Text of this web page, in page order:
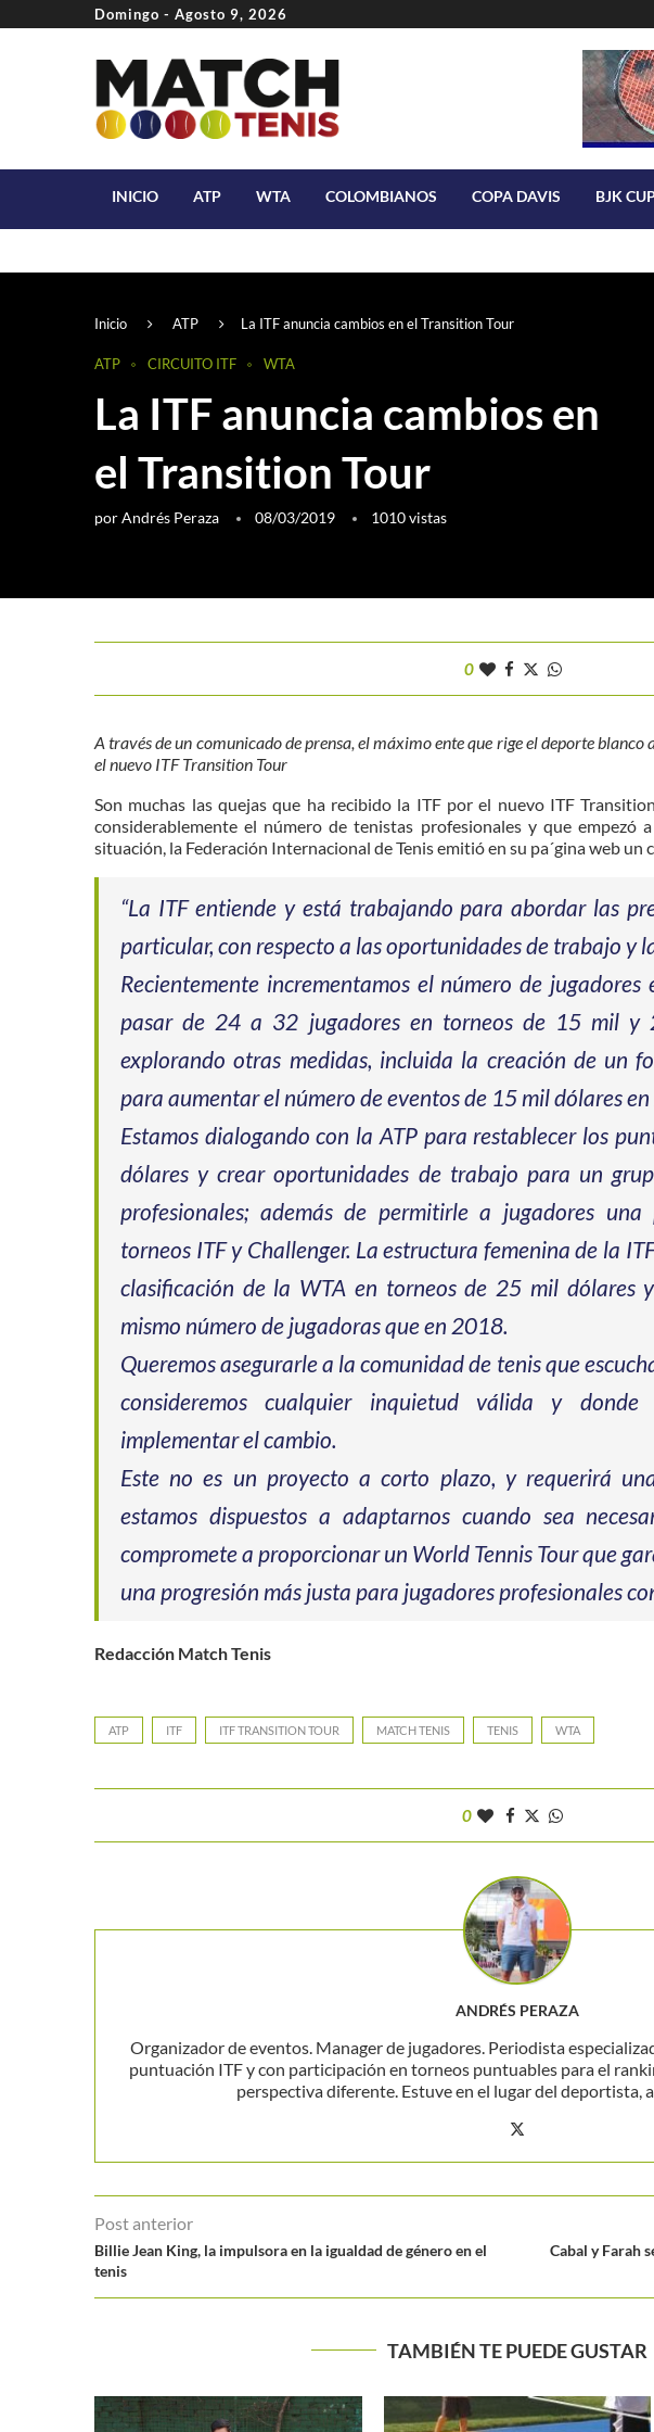
Domingo - Agosto 9, 2026
INICIO ATP WTA COLOMBIANOS COPA DAVIS BJK
Inicio ATP La ITF anuncia cambios en el Transition Tour
ATP CIRCUITO ITF WTA
La ITF anuncia cambios en
el Transition Tour
porAndrés Peraza 08/03/2019 1010vistas
0
A través de un comunicado de prensa, el máximo ente que rige el deporte
el nuevo ITF Transition Tour
Son muchas las quejas que ha recibido la ITF por el nuevo ITF
considerablemente el número de tenistas profesionales y que
situación, la Federación Internacional de Tenis emitió en su pa´gina web un
“La ITF entiende y está trabajando para abordar las
particular, con respecto a las oportunidades de trabajo y
Recientemente incrementamos el número de
pasar de 24 a 32 jugadores en torneos de 15 mil y
explorando otras medidas, incluida la creación de un
para aumentar el número de eventos de 15 mil dólares
Estamos dialogando con la ATP para restablecer los
dólares y crear oportunidades de trabajo para un
profesionales; además de permitirle a jugadores
torneos ITF y Challenger. La estructura femenina de la
clasificación de la WTA en torneos de 25 mil dólares
mismo número de jugadoras que en 2018.
Queremos asegurarle a la comunidad de tenis que
consideremos cualquier inquietud válida y donde
implementar el cambio.
Este no es un proyecto a corto plazo, y requerirá
estamos dispuestos a adaptarnos cuando sea
compromete a proporcionar un World Tennis Tour que
una progresión más justa para jugadores profesionales
Redacción Match Tenis
ATP ITF ITF TRANSITION TOUR MATCH TENIS TENIS WTA
0
ANDRÉS PERAZA
Organizador de eventos. Manager de jugadores. Periodista
puntuación ITF y con participación en torneos puntuables para el
perspectiva diferente. Estuve en el lugar del deportista,
Post anterior
Billie Jean King, la impulsora en la igualdad de género en el
tenis
Cabal y Farah
TAMBIÉN TE PUEDE GUSTAR